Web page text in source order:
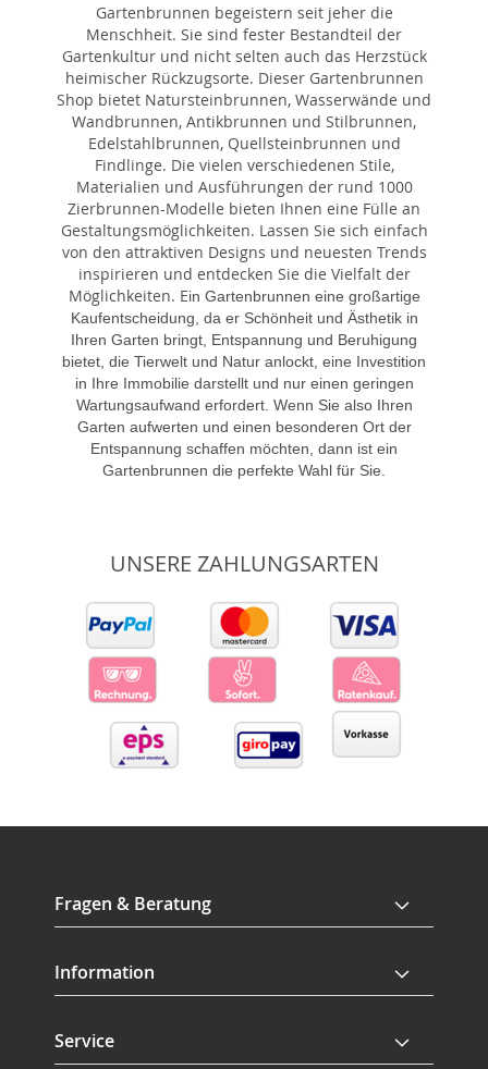
Gartenbrunnen begeistern seit jeher die
Menschheit. Sie sind fester Bestandteil der
Gartenkultur und nicht selten auch das Herzstück
heimischer Rückzugsorte. Dieser Gartenbrunnen
Shop bietet Natursteinbrunnen, Wasserwände und
Wandbrunnen, Antikbrunnen und Stilbrunnen,
Edelstahlbrunnen, Quellsteinbrunnen und
Findlinge. Die vielen verschiedenen Stile,
Materialien und Ausführungen der rund 1000
Zierbrunnen-Modelle bieten Ihnen eine Fülle an
Gestaltungsmöglichkeiten. Lassen Sie sich einfach
von den attraktiven Designs und neuesten Trends
inspirieren und entdecken Sie die Vielfalt der
Möglichkeiten. Ein Gartenbrunnen eine großartige
Kaufentscheidung, da er Schönheit und Ästhetik in
Ihren Garten bringt, Entspannung und Beruhigung
bietet, die Tierwelt und Natur anlockt, eine Investition
in Ihre Immobilie darstellt und nur einen geringen
Wartungsaufwand erfordert. Wenn Sie also Ihren
Garten aufwerten und einen besonderen Ort der
Entspannung schaffen möchten, dann ist ein
Gartenbrunnen die perfekte Wahl für Sie.
UNSERE ZAHLUNGSARTEN
Fragen & Beratung
Information
Service